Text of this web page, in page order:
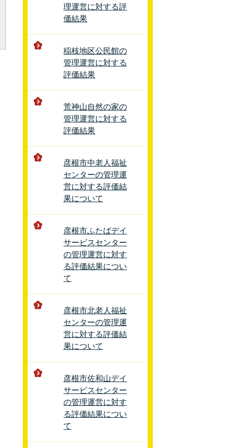
理運営に対する評
価結果
稲枝地区公民館の
管理運営に対する
評価結果
荒神山自然の家の
管理運営に対する
評価結果
彦根市中老人福祉
センターの管理運
営に対する評価結
果について
彦根市ふたばデイ
サービスセンター
の管理運営に対す
る評価結果につい
て
彦根市北老人福祉
センターの管理運
営に対する評価結
果について
彦根市佐和山デイ
サービスセンター
の管理運営に対す
る評価結果につい
て